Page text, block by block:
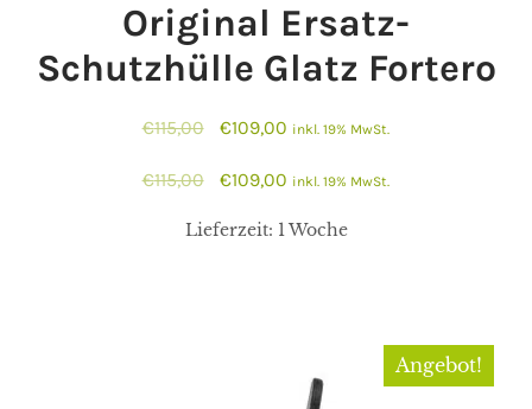
Original Ersatz-
Schutzhülle Glatz Fortero
€115,00
Ursprünglicher
war:
€115,00
€109,00 Aktueller
ist:
€109,00.
inkl. 19% MwSt.
€115,00
Ursprünglicher
€109,00 Aktueller
inkl. 19% MwSt.
Lieferzeit: 1 Woche
Angebot!